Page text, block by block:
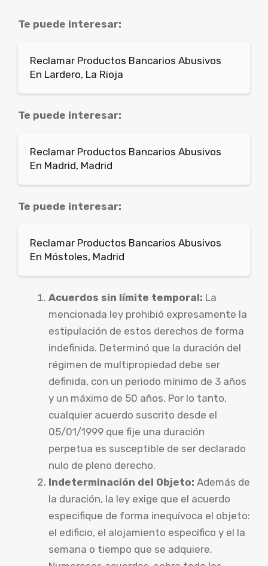
Te puede interesar:
Reclamar Productos Bancarios Abusivos
En Lardero, La Rioja
Te puede interesar:
Reclamar Productos Bancarios Abusivos
En Madrid, Madrid
Te puede interesar:
Reclamar Productos Bancarios Abusivos
En Móstoles, Madrid
Acuerdos sin límite temporal: La
mencionada ley prohibió expresamente la
estipulación de estos derechos de forma
indefinida. Determinó que la duración del
régimen de multipropiedad debe ser
definida, con un periodo mínimo de 3 años
y un máximo de 50 años. Por lo tanto,
cualquier acuerdo suscrito desde el
05/01/1999 que fije una duración
perpetua es susceptible de ser declarado
nulo de pleno derecho.
Indeterminación del Objeto: Además de
la duración, la ley exige que el acuerdo
especifique de forma inequívoca el objeto:
el edificio, el alojamiento específico y el la
semana o tiempo que se adquiere.